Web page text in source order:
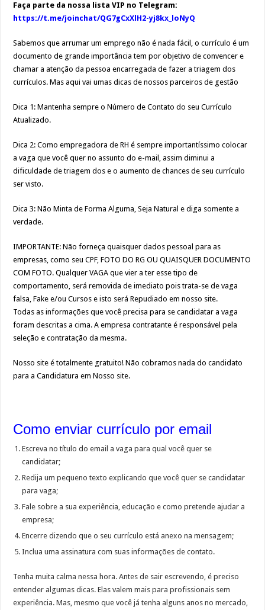
Faça parte da nossa lista VIP no Telegram:
https://t.me/joinchat/QG7gCxXlH2-yj8kx_loNyQ
Sabemos que arrumar um emprego não é nada fácil, o currículo é um
documento de grande importância tem por objetivo de convencer e
chamar a atenção da pessoa encarregada de fazer a triagem dos
currículos. Mas aqui vai umas dicas de nossos parceiros de gestão
Dica 1: Mantenha sempre o Número de Contato do seu Currículo
Atualizado.
Dica 2: Como empregadora de RH é sempre importantíssimo colocar
a vaga que você quer no assunto do e-mail, assim diminui a
dificuldade de triagem dos e o aumento de chances de seu currículo
ser visto.
Dica 3: Não Minta de Forma Alguma, Seja Natural e diga somente a
verdade.
IMPORTANTE: Não forneça quaisquer dados pessoal para as
empresas, como seu CPF, FOTO DO RG OU QUAISQUER DOCUMENTO
COM FOTO. Qualquer VAGA que vier a ter esse tipo de
comportamento, será removida de imediato pois trata-se de vaga
falsa, Fake e/ou Cursos e isto será Repudiado em nosso site.
Todas as informações que você precisa para se candidatar a vaga
foram descritas a cima. A empresa contratante é responsável pela
seleção e contratação da mesma.
Nosso site é totalmente gratuito! Não cobramos nada do candidato
para a Candidatura em Nosso site.
Como enviar currículo por email
Escreva no título do email a vaga para qual você quer se
candidatar;
Redija um pequeno texto explicando que você quer se candidatar
para vaga;
Fale sobre a sua experiência, educação e como pretende ajudar a
empresa;
Encerre dizendo que o seu currículo está anexo na mensagem;
Inclua uma assinatura com suas informações de contato.
Tenha muita calma nessa hora. Antes de sair escrevendo, é preciso
entender algumas dicas. Elas valem mais para profissionais sem
experiência. Mas, mesmo que você já tenha alguns anos no mercado,